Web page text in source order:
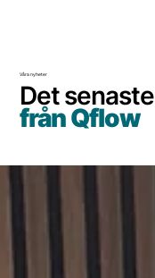
Våra nyheter
Det senaste
från Qflow